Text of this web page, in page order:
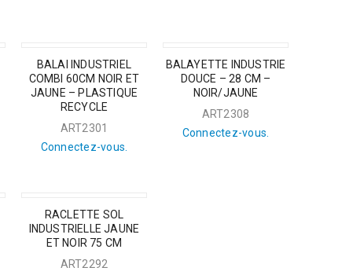
BALAI INDUSTRIEL
COMBI 60CM NOIR ET
JAUNE – PLASTIQUE
RECYCLE
ART2301
Connectez-vous.
BALAYETTE INDUSTRIE
DOUCE – 28 CM –
NOIR/JAUNE
ART2308
Connectez-vous.
RACLETTE SOL
INDUSTRIELLE JAUNE
ET NOIR 75 CM
ART2292